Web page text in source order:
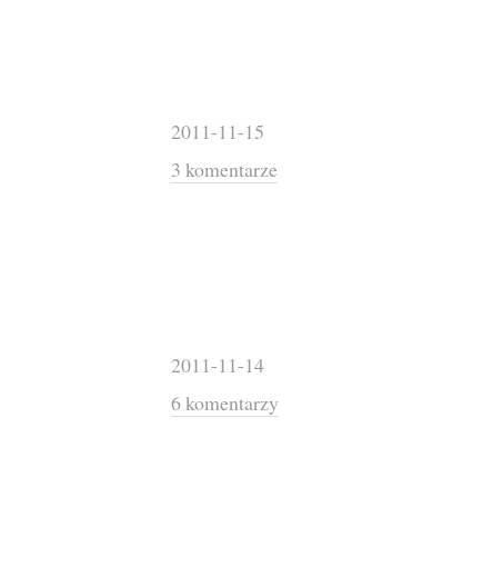
2011-11-15
3 komentarze
2011-11-14
6 komentarzy